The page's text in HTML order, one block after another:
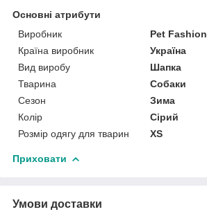
Основні атрибути
Виробник
Pet Fashion
Країна виробник
Україна
Вид виробу
Шапка
Тварина
Собаки
Сезон
Зима
Колір
Сірий
Розмір одягу для тварин
XS
Приховати
Умови доставки